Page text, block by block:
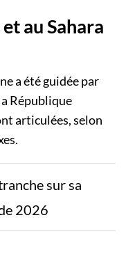
au Sahara
a été guidée par
République
articulées, selon
sur sa
2026